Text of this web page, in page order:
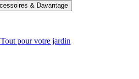
Tout pour votre jardin